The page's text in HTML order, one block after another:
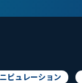
ピュレーション